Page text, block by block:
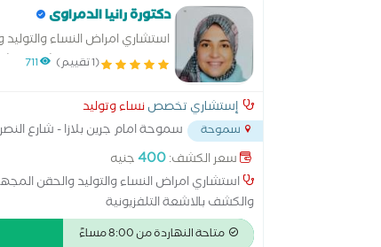
دكتورة رانيا الدمراوى
استشاري امراض النساء
والتجميل النسائى والكشف
(1 تقييم) 711
إستشاري تخصصنساء وتوليد
سموحة سموحة امام جرين بلازا - شارع النصر
سعر الكشف:400جنيه
استشاري امراض النساء والتوليد والحقن
والكشف بالاشعة التلفزيونية
متاحة النهاردة من 8:00 مساءً